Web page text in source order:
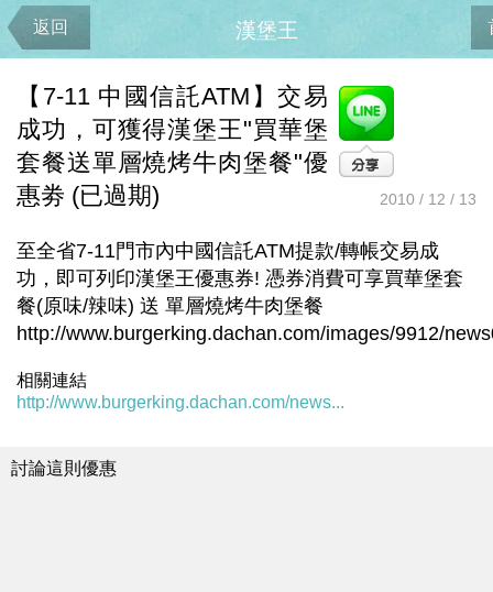
返回 漢堡王
【7-11 中國信託ATM】交易
成功，可獲得漢堡王"買華堡
套餐送單層燒烤牛肉堡餐"優
惠劵 (已過期)
2010 / 12 / 13
至全省7-11門市內中國信託ATM提款/轉帳交易成
功，即可列印漢堡王優惠券! 憑券消費可享買華堡套
餐(原味/辣味) 送 單層燒烤牛肉堡餐
http://www.burgerking.dachan.com/images/9912/
相關連結
http://www.burgerking.dachan.com/news...
討論這則優惠